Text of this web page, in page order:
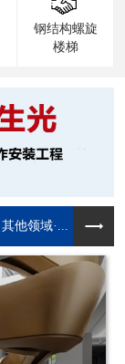
钢结构螺旋
楼梯
其他领域·...